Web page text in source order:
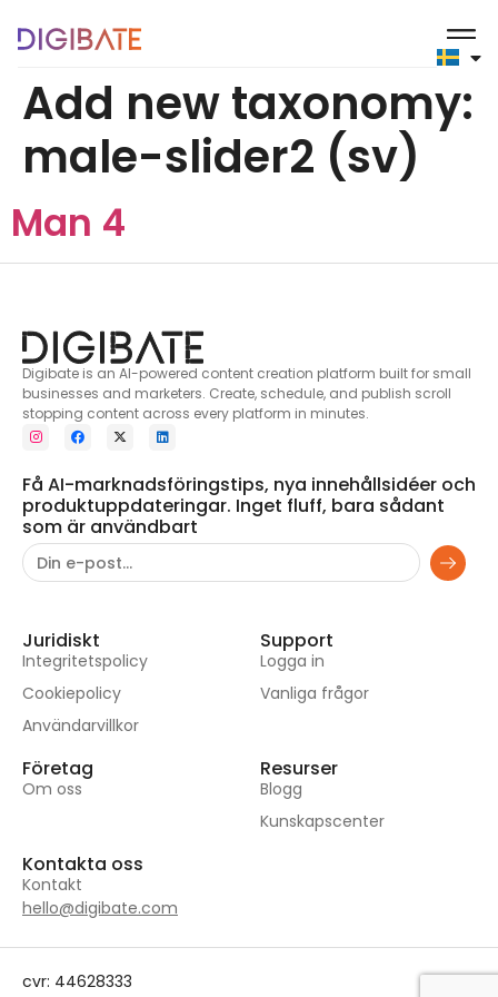
Add new taxonomy:
male-slider2 (sv)
Man 4
Digibate is an AI-powered content creation platform built for small
businesses and marketers. Create, schedule, and publish scroll
stopping content across every platform in minutes.
Få AI-marknadsföringstips, nya innehållsidéer och
produktuppdateringar. Inget fluff, bara sådant
som är användbart
Juridiskt
Integritetspolicy
Cookiepolicy
Användarvillkor
Support
Logga in
Vanliga frågor
Företag
Om oss
Resurser
Blogg
Kunskapscenter
Kontakta oss
Kontakt
hello@digibate.com
cvr: 44628333